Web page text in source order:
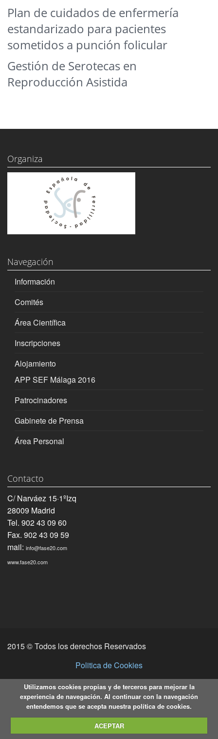
Plan de cuidados de enfermería
estandarizado para pacientes
sometidos a punción folicular
Gestión de Serotecas en
Reproducción Asistida
Organiza
Navegación
Información
Comités
Área Científica
Inscripciones
Alojamiento
APP SEF Málaga 2016
Patrocinadores
Gabinete de Prensa
Área Personal
Contacto
C/ Narváez 15·1ºIzq
28009 Madrid
Tel. 902 43 09 60
Fax. 902 43 09 59
mail: info@fase20.com
www.fase20.com
2015 © Todos los derechos Reservados
Politica de Cookies
Utilizamos cookies propias y de terceros para mejorar la
experiencia de navegación. Al continuar con la navegación
entendemos que se acepta nuestra política de cookies.
ACEPTAR